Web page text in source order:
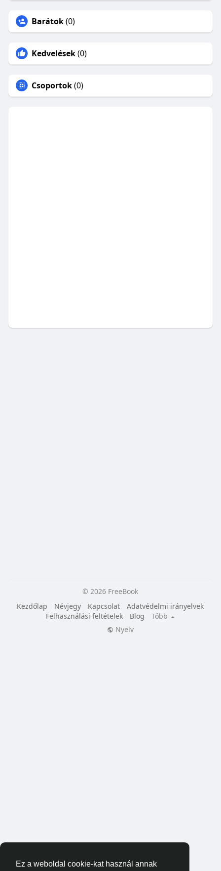
Ez a weboldal cookie-kat használ annak
Barátok(0)
Kedvelések(0)
Csoportok(0)
© 2026 FreeBook
Kezdőlap
Névjegy Kapcsolat
Adatvédelmi irányelvek
Felhasználási feltételek
Blog
Több
Nyelv